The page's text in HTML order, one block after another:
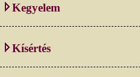
Kegyelem
Kísértés